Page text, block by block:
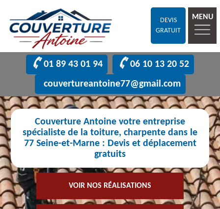
DEVIS
GRATUIT
MENU
01 89 43 01 94
06 10 13 20 52
couvertureantoine77@gmail.com
Couverture Antoine votre entreprise
spécialiste de la toiture, charpente dans le
77 Seine-et-Marne : Devis et déplacement
gratuits
VOIR NOS RÉALISATIONS